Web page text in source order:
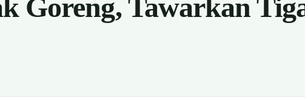
Goreng, Tawarkan